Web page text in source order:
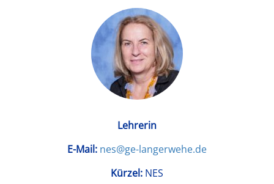
Lehrerin
E-Mail: nes@ge-langerwehe.de
Kürzel: NES